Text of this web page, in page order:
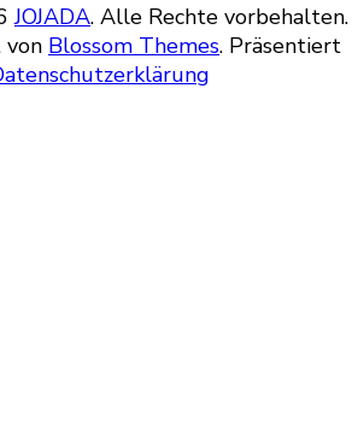
JOJADA. Alle Rechte vorbehalten.
Blossom Themes. Präsentiert